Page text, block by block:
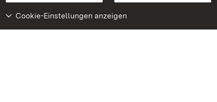
Cookie-Einstellungen anzeigen
Weiteres